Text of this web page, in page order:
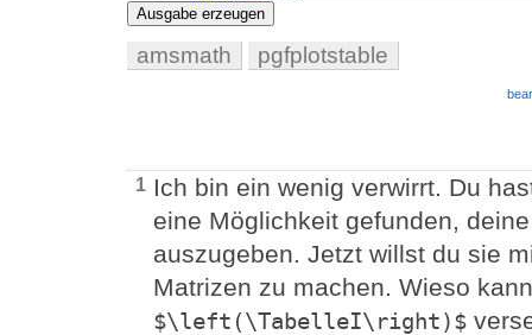
Ausgabe erzeugen
amsmath pgfplotstable
1 Ich bin ein wenig verwirrt. Du
eine Möglichkeit gefunden,
auszugeben. Jetzt willst du sie
Matrizen zu machen. Wieso
$\left(\TabelleI\right)$